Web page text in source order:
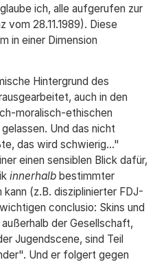
ich, alle aufgerufen zur
vom 28.11.1989). Diese
in einer Dimension
Hintergrund des
auch in den
moralisch-ethischen
Und das nicht
das wird schwierig..."
einen sensiblen Blick dafür,
innerhalbbestimmter
(z.B. disziplinierter FDJ-
conclusio: Skins und
der Gesellschaft,
Jugendscene, sind Teil
Und er folgert gegen